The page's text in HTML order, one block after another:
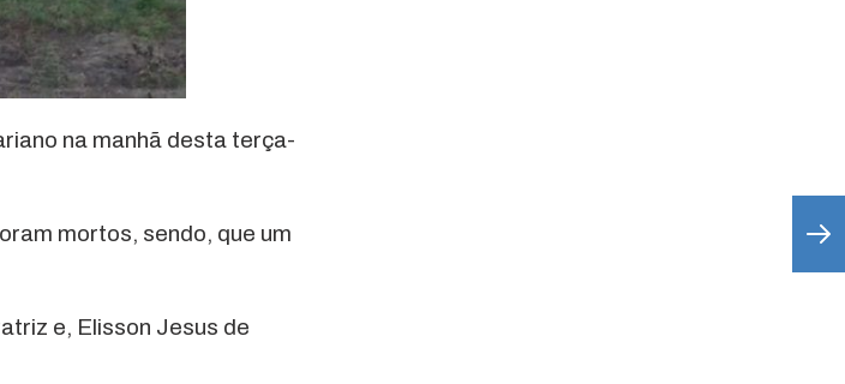
na manhã desta terça-
mortos, sendo, que um
e, Elisson Jesus de